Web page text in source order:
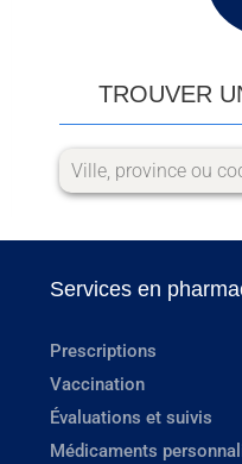
TROUVER
Services en
Prescriptions
Vaccination
Évaluations et suivis
Médicaments